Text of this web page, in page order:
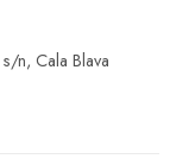
n, Cala Blava